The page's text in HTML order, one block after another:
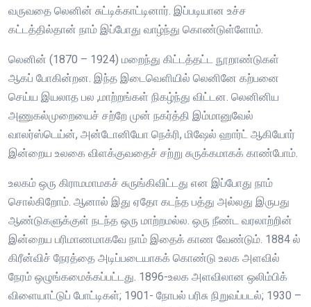
வருவதை லெனின் சுட்டிக்காட்டினார். இப்படியான உச்ச
கட்டத்தில்தான் நாம் இப்போது வாழ்ந்து கொண்டுள்ளோம்.
லெனின் (1870 – 1924) மறைந்து கிட்டத்தட்ட நூறாண்டுகள்
ஆகப் போகின்றன. இந்த இடைவெளியில் லெனினே கற்பனை
செய்ய இயலாத பல ,மாற்றங்கள் நிகழ்ந்து விட்டன. லெனினிய
அணுகல்முறையைச் சற்றே முன் நகர்த்தி இம்மானுவேல்
வாலர்ஸ்டெய்ன், அன்டோனியோ நெக்ரி, மிஷேல் ஹார்ட் ஆகியோர்
இன்றைய உலகை விளக்குவதைச் சற்று சுருக்கமாகக் காண்போம்.
உலகம் ஒரு கிராமமாமகச் சுருங்கிவிட்டது என இப்போது நாம்
சொல்கிறோம். ஆனால் இது ஏதோ கடந்த பத்து அல்லது இருபது
ஆண்டுகளுக்குள் நடந்த ஒரு மாற்றமல்ல. ஒரு நீண்ட வரலாற்றின்
இன்றைய பரிமாணமாகவே நாம் இதைக் காண வேண்டும். 1884 ல்
கிரீன்விச் நேரத்தை அடிப்படையாகக் கொண்டு உலக அளவில்
நேரம் ஒழுங்கமைக்கப்பட்டது. 1896-உலக அளவிலான ஒலிம்பிக்
விளையாட்டுப் போட்டிகள்; 1901- நோபல் பரிசு நிறுவப்படல்; 1930 –